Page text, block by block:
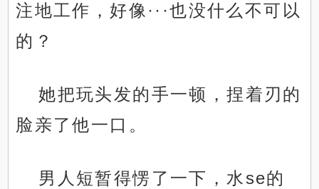
注地工作，好像···也没什么不可以
的？
她把玩头发的手一顿，捏着刃的
脸亲了他一口。
男人短暂得愣了一下，水se的